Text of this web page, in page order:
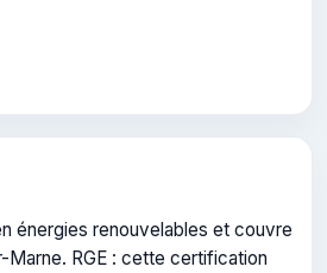
énergies renouvelables et couvre
RGE : cette certification